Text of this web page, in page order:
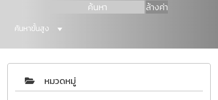
ค้นหา ล้างค่า
ค้นหาขั้นสูง
หมวดหมู่